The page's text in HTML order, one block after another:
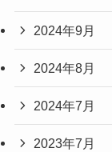
2024年9月
2024年8月
2024年7月
2023年7月